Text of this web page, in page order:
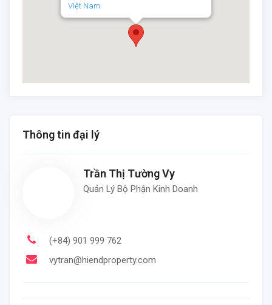
Việt Nam
Thông tin đại lý
Trần Thị Tường Vy
Quản Lý Bộ Phận Kinh Doanh
(+84) 901 999 762
vytran@hiendproperty.com